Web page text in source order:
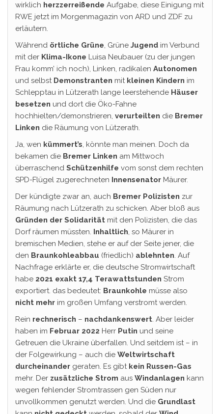
wirklich herzzerreißende Aufgabe, diese Einigung mit
RWE jetzt im Morgenmagazin von ARD und ZDF zu
erläutern.
Während örtliche Grüne, Grüne Jugend im Verbund
mit der Klima-Ikone Luisa Neubauer (zu der jungen
Frau komm’ ich noch), Linken, radikalen Autonomen
und selbst Demonstranten mit kleinen Kindern im
Schlepptau in Lützerath lange leerstehende Häuser
besetzen und dort die Öko-Fahne
hochhielten/demonstrieren, verurteilten die Bremer
Linken die Räumung von Lützerath.
Ja, wen kümmert’s, könnte man meinen. Doch da
bekamen die Bremer Linken am Mittwoch
überraschend Schützenhilfe vom sonst dem rechten
SPD-Flügel zugerechneten Innensenator Mäurer.
Der kündigte zwar an, auch Bremer Polizisten zur
Räumung nach Lützerath zu schicken. Aber bloß aus
Gründen der Solidarität mit den Polizisten, die das
Dorf räumen müssten. Inhaltlich, so Mäurer in
bremischen Medien, stehe er auf der Seite jener, die
den Braunkohleabbau (friedlich) ablehnten. Auf
Nachfrage erklärte er, die deutsche Stromwirtschaft
habe 2021 exakt 17,4 Terawattstunden Strom
exportiert. das bedeutet: Braunkohle müsse also
nicht mehr im großen Umfang verstromt werden.
Rein rechnerisch – nachdankenswert. Aber leider
haben im Februar 2022 Herr Putin und seine
Getreuen die Ukraine überfallen. Und seitdem ist – in
der Folgewirkung – auch die Weltwirtschaft
durcheinander geraten. Es gibt kein Russen-Gas
mehr. Der zusätzliche Strom aus Windanlagen kann
wegen fehlender Stromtrassen gen Süden nur
unvollkommen genutzt werden. Und die Grundlast